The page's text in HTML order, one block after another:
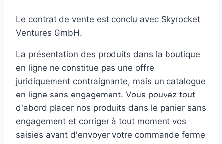
Le contrat de vente est conclu avec Skyrocket
Ventures GmbH.
La présentation des produits dans la boutique
en ligne ne constitue pas une offre
juridiquement contraignante, mais un catalogue
en ligne sans engagement. Vous pouvez tout
d'abord placer nos produits dans le panier sans
engagement et corriger à tout moment vos
saisies avant d'envoyer votre commande ferme